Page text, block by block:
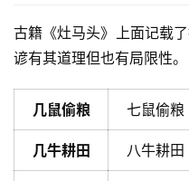
古籍《灶马头》上面记载
谚有其道理但也有局限性。
几鼠偷粮 七鼠偷粮
几牛耕田 八牛耕田